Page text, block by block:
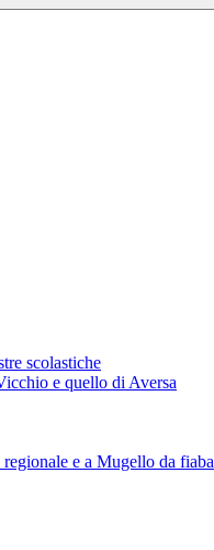
scolastiche
e quello di Aversa
e a Mugello da fiaba